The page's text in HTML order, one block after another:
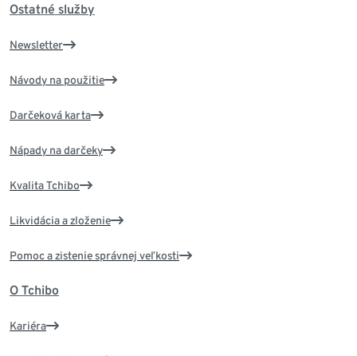
Ostatné služby
Newsletter
Návody na použitie
Darčeková karta
Nápady na darčeky
Kvalita Tchibo
Likvidácia a zloženie
Pomoc a zistenie správnej veľkosti
O Tchibo
Kariéra